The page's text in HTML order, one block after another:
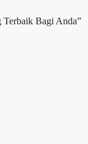
Terbaik Bagi Anda”